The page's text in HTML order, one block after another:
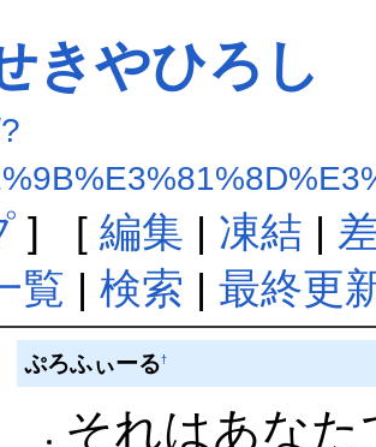
きやひろし
] [ 編集 | 凍結 |
覧 | 検索 | 最終更
ぷろふぃーる†
それはあなた